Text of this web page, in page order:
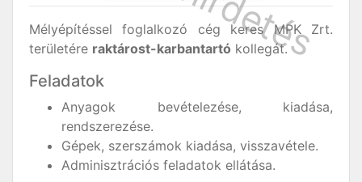
Mélyépítéssel foglalkozó cég keres MPK Zrt.
területére raktárost-karbantartó kollegát.
Feladatok
Anyagok bevételezése, kiadása,
rendszerezése.
Gépek, szerszámok kiadása, visszavétele.
Adminisztrációs feladatok ellátása.